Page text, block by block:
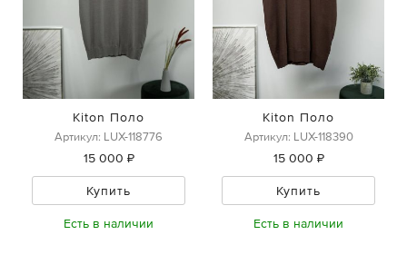
Kiton Поло
Артикул: LUX-118776
15 000 ₽
Купить
Есть в наличии
Kiton Поло
Артикул: LUX-118390
15 000 ₽
Купить
Есть в наличии